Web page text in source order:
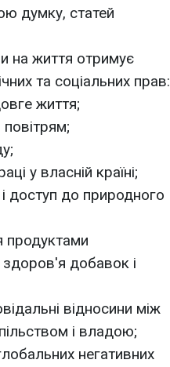
думку, статей
на життя отримує
та соціальних прав:
життя;
у власній країні;
доступ до природного
продуктами
добавок і
відносини між
і владою;
негативних